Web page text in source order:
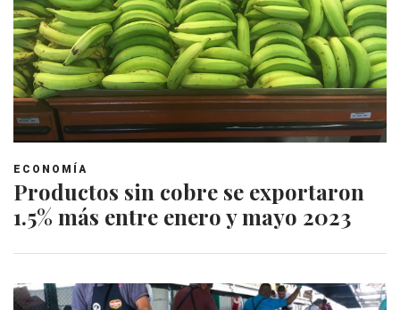
ECONOMÍA
Productos sin cobre se exportaron
1.5% más entre enero y mayo 2023